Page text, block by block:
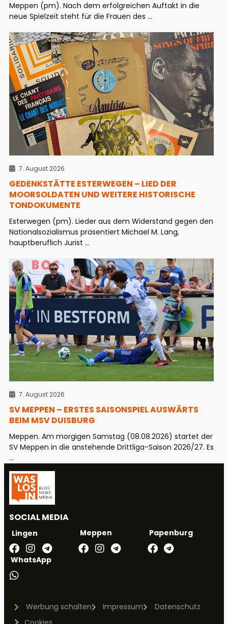
Meppen (pm). Nach dem erfolgreichen Auftakt in die
neue Spielzeit steht für die Frauen des ...
7. August 2026
GEDENKSTÄTTE ESTERWEGEN – LIED DER
MOORSOLDATEN UND WEITERE HISTORISCHE
TONDOKUMENTE
Esterwegen (pm). Lieder aus dem Widerstand gegen den
Nationalsozialismus präsentiert Michael M. Lang,
hauptberuflich Jurist ...
7. August 2026
SV MEPPEN – ERSTES SAISONSPIEL AUSWÄRTS
BEIM MSV DUISBURG
Meppen. Am morgigen Samstag (08.08.2026) startet der
SV Meppen in die anstehende Drittliga-Saison 2026/27. Es
...
SOCIAL MEDIA
Lingen Meppen Papenburg
WhatsApp
Werbung schalten Impressum
Datenschutz